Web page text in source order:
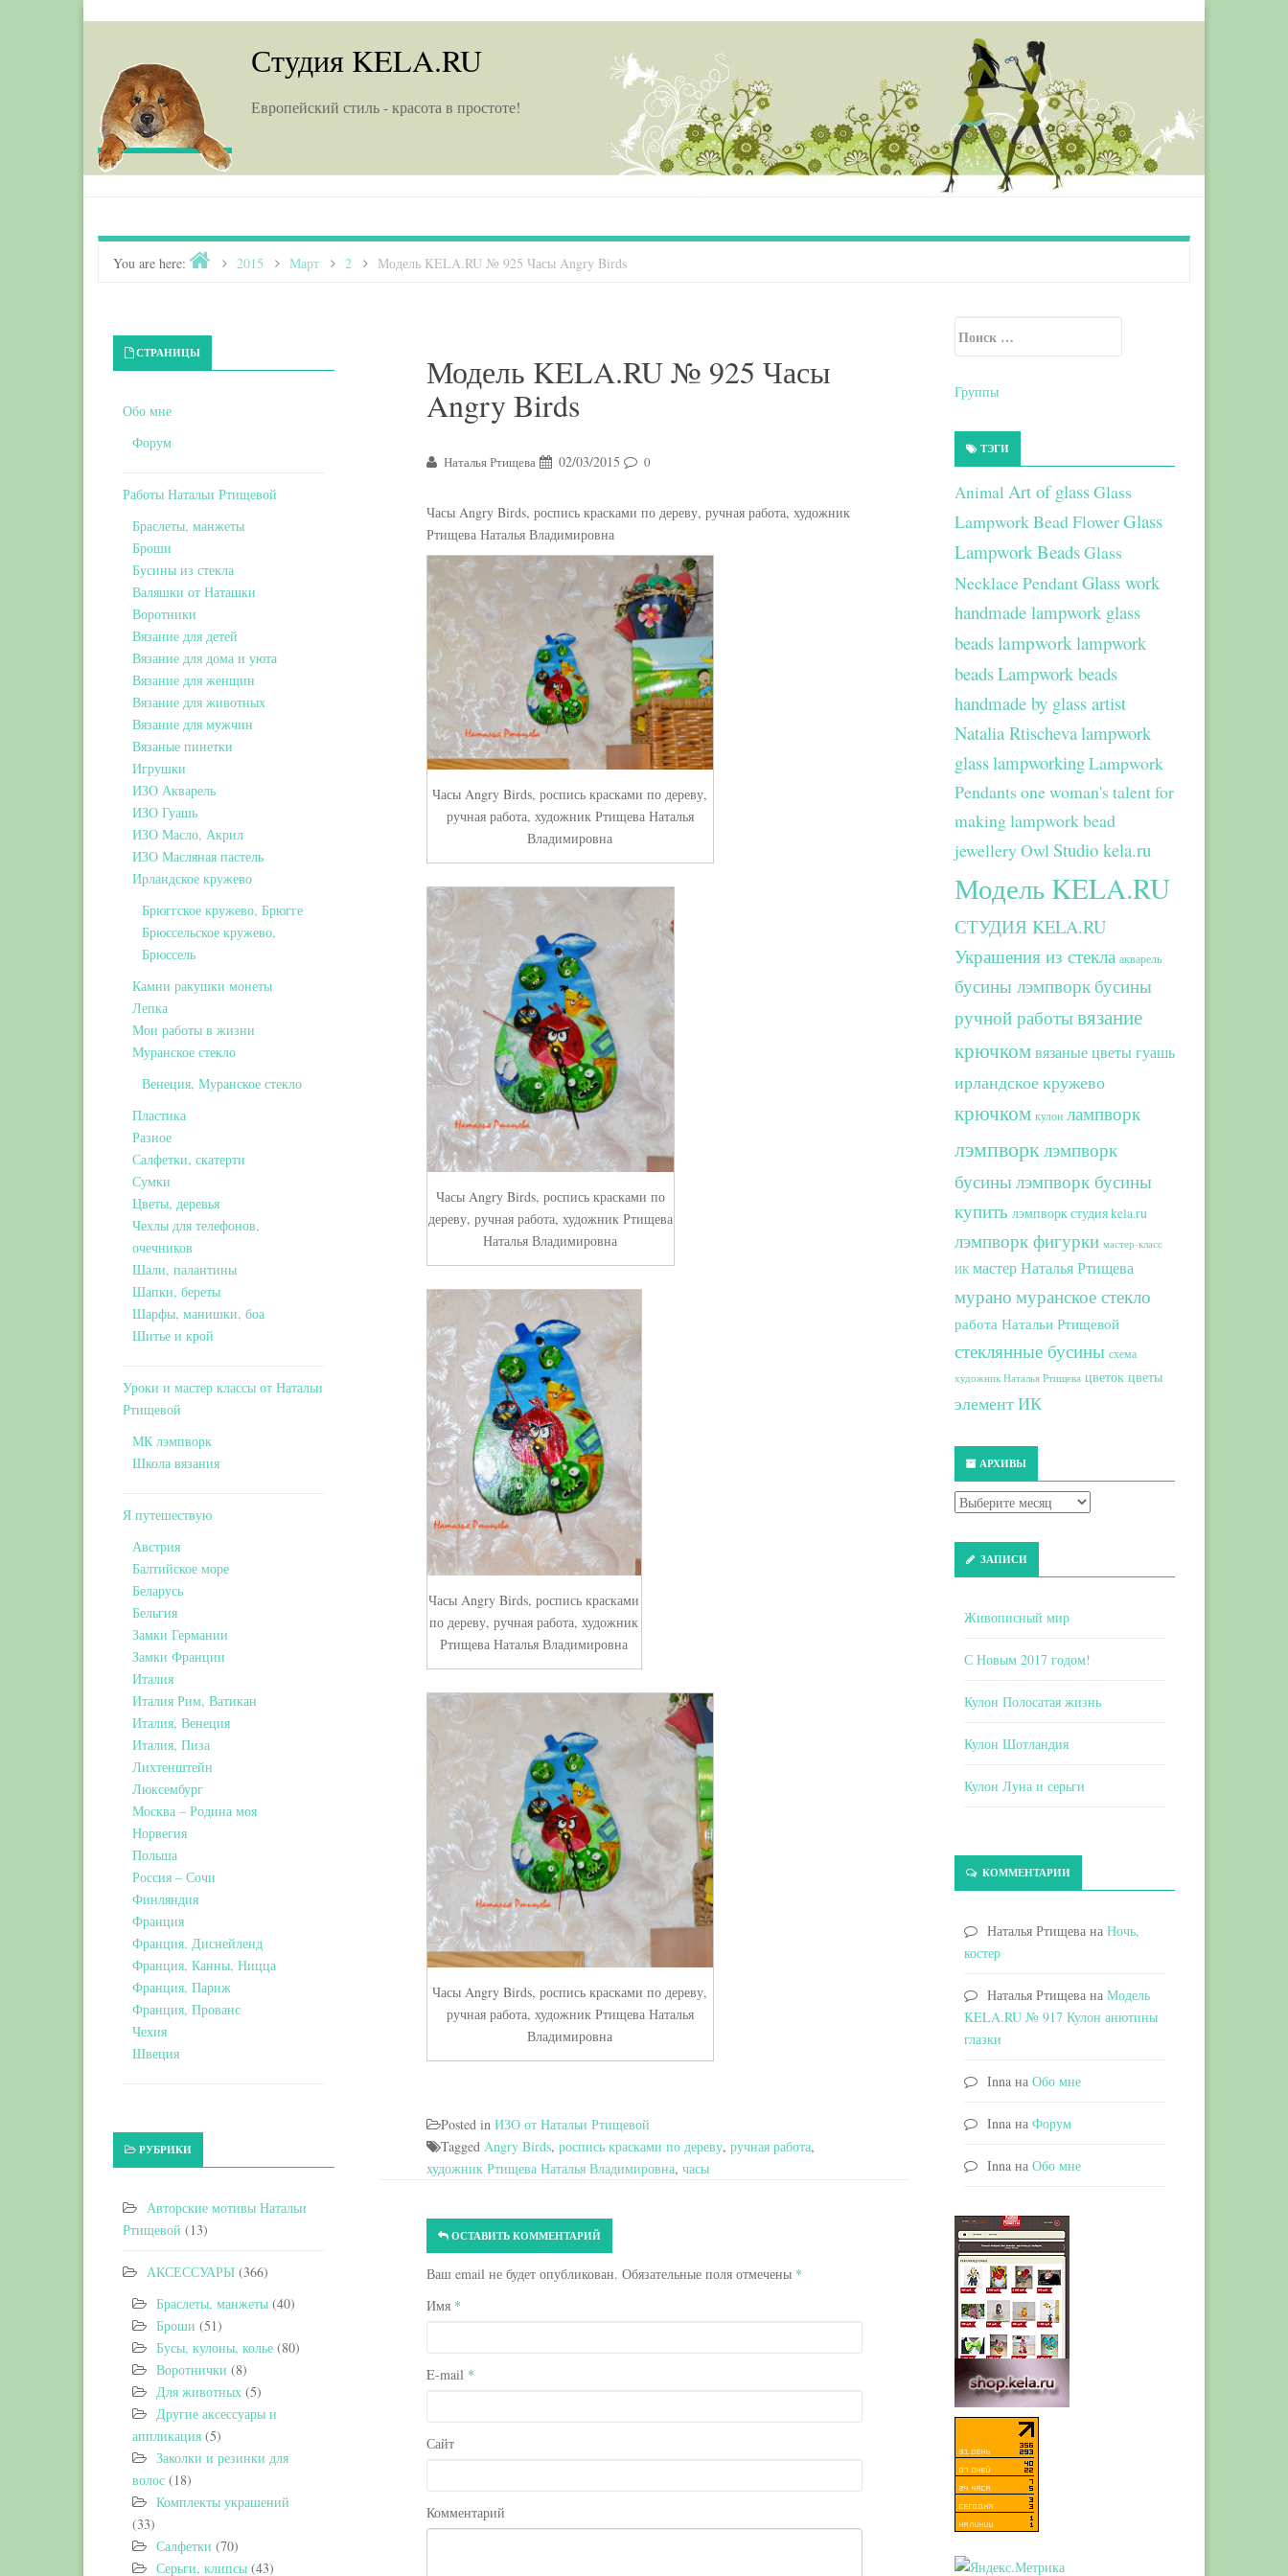
Студия KELA.RU
Европейский стиль - красота в простоте!
You are here: Home2015 Март 2 Модель KELA.RU № 925 Часы Angry Birds
Модель KELA.RU № 925 Часы
Angry Birds
Наталья Ртищева 02/03/2015 0
Часы Angry Birds, роспись красками по дереву, ручная работа, художник
Ртищева Наталья Владимировна
Часы Angry Birds, роспись красками по дереву,
ручная работа, художник Ртищева Наталья
Владимировна
Часы Angry Birds, роспись красками по
дереву, ручная работа, художник Ртищева
Наталья Владимировна
Часы Angry Birds, роспись красками
по дереву, ручная работа, художник
Ртищева Наталья Владимировна
Часы Angry Birds, роспись красками по дереву,
ручная работа, художник Ртищева Наталья
Владимировна
Posted in ИЗО от Натальи Ртищевой
Tagged Angry Birds, роспись красками по дереву, ручная работа,
художник Ртищева Наталья Владимировна, часы
ОСТАВИТЬ КОММЕНТАРИЙ
Ваш email не будет опубликован. Обязательные поля отмечены *
Имя *
E-mail *
Сайт
Комментарий
Primary Sidebar
СТРАНИЦЫ
Обо мне
Форум
Работы Натальи Ртищевой
Браслеты, манжеты
Броши
Бусины из стекла
Валяшки от Наташки
Воротники
Вязание для детей
Вязание для дома и уюта
Вязание для женщин
Вязание для животных
Вязание для мужчин
Вязаные пинетки
Игрушки
ИЗО Акварель
ИЗО Гуашь
ИЗО Масло, Акрил
ИЗО Масляная пастель
Ирландское кружево
Брюггское кружево, Брюгге
Брюссельское кружево,
Брюссель
Камни ракушки монеты
Лепка
Мои работы в жизни
Муранское стекло
Венеция, Муранское стекло
Пластика
Разное
Салфетки, скатерти
Сумки
Цветы, деревья
Чехлы для телефонов,
очечников
Шали, палантины
Шапки, береты
Шарфы, манишки, боа
Шитье и крой
Уроки и мастер классы от Натальи
Ртищевой
МК лэмпворк
Школа вязания
Я путешествую
Австрия
Балтийское море
Беларусь
Бельгия
Замки Германии
Замки Франции
Италия
Италия Рим, Ватикан
Италия, Венеция
Италия, Пиза
Лихтенштейн
Люксембург
Москва – Родина моя
Норвегия
Польша
Россия – Сочи
Финляндия
Франция
Франция, Диснейленд
Франция, Канны, Ницца
Франция, Париж
Франция, Прованс
Чехия
Швеция
РУБРИКИ
Авторские мотивы Натальи
Ртищевой (13)
АКСЕССУАРЫ (366)
Браслеты, манжеты (40)
Броши (51)
Бусы, кулоны, колье (80)
Воротнички (8)
Для животных (5)
Другие аксессуары и
аппликация (5)
Заколки и резинки для
волос (18)
Комплекты украшений
(33)
Салфетки (70)
Серьги, клипсы (43)
Secondary Sidebar
Группы
ТЭГИ
Animal Art of glassGlass
Lampwork Bead FlowerGlass
Lampwork BeadsGlass
Necklace PendantGlass work
handmade lampwork glass
beadslampworklampwork
beadsLampwork beads
handmade by glass artist
Natalia Rtischevalampwork
glasslampworkingLampwork
Pendants one woman's talent for
making lampwork bead
jewelleryOwlStudio kela.ru
Модель KELA.RU
СТУДИЯ KELA.RU
Украшения из стекла акварель
бусины лэмпворк бусины
ручной работывязание
крючком вязаные цветы гуашь
ирландское кружево
крючком кулон лампворк
лэмпворклэмпворк
бусинылэмпворк бусины
купить лэмпворк студия kela.ru
лэмпворк фигурки мастер-класс
ИК мастер Наталья Ртищева
мурано муранское стекло
работа Натальи Ртищевой
стеклянные бусины схема
художник Наталья Ртищева цветок цветы
элемент ИК
АРХИВЫ
ЗАПИСИ
Живописный мир
С Новым 2017 годом!
Кулон Полосатая жизнь
Кулон Шотландия
Кулон Луна и серьги
КОММЕНТАРИИ
Наталья Ртищевана Ночь,
костер
Наталья Ртищевана Модель
KELA.RU № 917 Кулон анютины
глазки
Innaна Обо мне
Innaна Форум
Innaна Обо мне